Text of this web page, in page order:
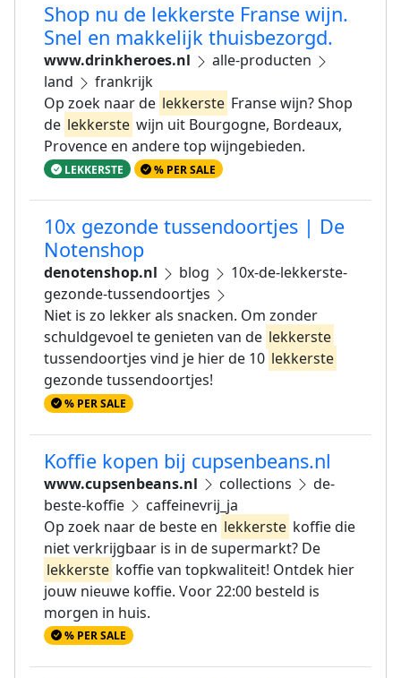
Shop nu de lekkerste Franse wijn.
Snel en makkelijk thuisbezorgd.
www.drinkheroes.nl
alle-producten
land
frankrijk
Op zoek naar de lekkerste Franse wijn? Shop
de lekkerste wijn uit Bourgogne, Bordeaux,
Provence en andere top wijngebieden.
LEKKERSTE % PER SALE
10x gezonde tussendoortjes | De
Notenshop
denotenshop.nl blog
10x-de-lekkerste-
gezonde-tussendoortjes
Niet is zo lekker als snacken. Om zonder
schuldgevoel te genieten van de lekkerste
tussendoortjes vind je hier de 10 lekkerste
gezonde tussendoortjes!
% PER SALE
Koffie kopen bij cupsenbeans.nl
www.cupsenbeans.nl collections
de-
beste-koffie
caffeinevrij_ja
Op zoek naar de beste en lekkerste koffie die
niet verkrijgbaar is in de supermarkt? De
lekkerste koffie van topkwaliteit! Ontdek hier
jouw nieuwe koffie. Voor 22:00 besteld is
morgen in huis.
% PER SALE